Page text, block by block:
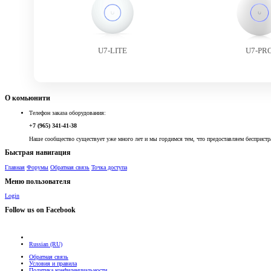
U7-LITE U7-
О комьюнити
Телефон заказа оборудования:
+7 (965) 341-41-38
Наше сообщество существует уже много лет и мы гордимся тем, что предоставляем
Быстрая навигация
Главная Форумы Обратная связь Точка доступа
Меню пользователя
Login
Follow us on Facebook
Russian (RU)
Обратная связь
Условия и правила